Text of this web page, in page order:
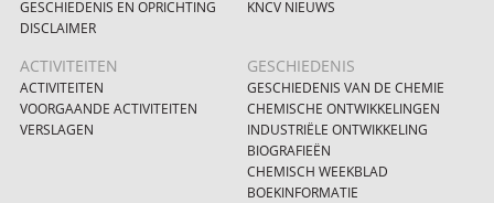
GESCHIEDENIS EN OPRICHTING
DISCLAIMER
KNCV NIEUWS
ACTIVITEITEN
ACTIVITEITEN
VOORGAANDE ACTIVITEITEN
VERSLAGEN
GESCHIEDENIS
GESCHIEDENIS VAN DE CHEMIE
CHEMISCHE ONTWIKKELINGEN
INDUSTRIËLE ONTWIKKELING
BIOGRAFIEËN
CHEMISCH WEEKBLAD
BOEKINFORMATIE